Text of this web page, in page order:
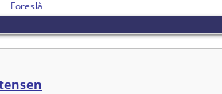
Foreslå